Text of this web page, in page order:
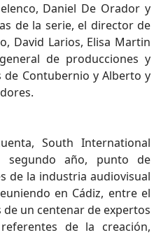
Daniel De Orador y
de la serie, el director de
David Larios, Elisa Martin
de producciones y
Contubernio y Alberto y
South International
segundo año, punto de
de la industria audiovisual
en Cádiz, entre el
de un centenar de expertos
de la creación,